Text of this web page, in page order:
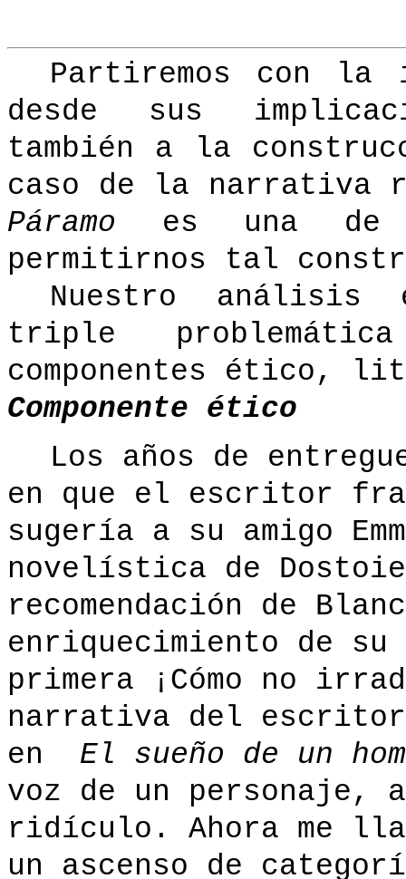
Partiremos con
desde sus
también a la
caso de la narrativa
Páramo es una de
permitirnos tal
Nuestro análisis
triple
componentes ético,
Componente ético
Los años de
en que el escritor
sugería a su amigo
novelística de
recomendación de
enriquecimiento de
primera ¡Cómo no
narrativa del escritor
en
El sueño de un
voz de un personaje,
ridículo. Ahora me
un ascenso de